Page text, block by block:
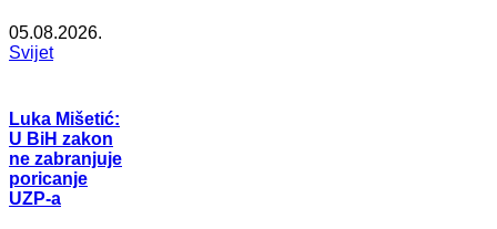
05.08.2026.
Svijet
Luka Mišetić:
U BiH zakon
ne zabranjuje
poricanje
UZP-a